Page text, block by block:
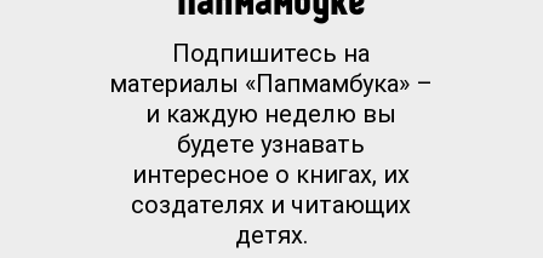
Подпишитесь на
материалы «Папмамбука» –
и каждую неделю вы
будете узнавать
интересное о книгах, их
создателях и читающих
детях.